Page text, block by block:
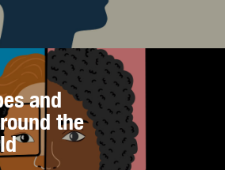
and
the